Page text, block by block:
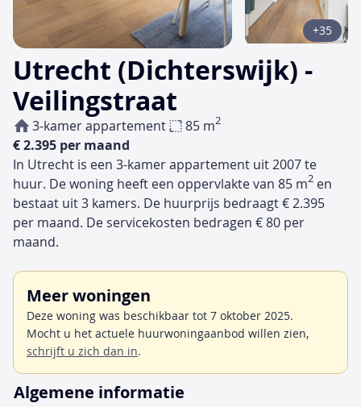
Utrecht (Dichterswijk) -
Veilingstraat
3-kamer appartement 85 m2
€ 2.395 per maand
+35
In Utrecht is een 3-kamer appartement uit 2007 te
huur. De woning heeft een oppervlakte van 85 m2 en
bestaat uit 3 kamers. De huurprijs bedraagt € 2.395
per maand. De servicekosten bedragen € 80 per
maand.
Meer woningen
Deze woning was beschikbaar tot 7 oktober 2025.
Mocht u het actuele huurwoningaanbod willen zien,
schrijft u zich dan in.
Algemene informatie